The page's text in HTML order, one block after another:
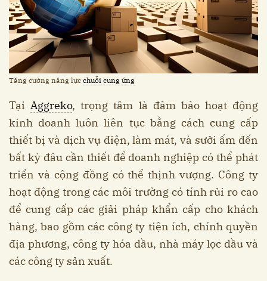
Tăng cường năng lực chuỗi cung ứng
TạiAggreko, trọng tâm là đảm bảo hoạt động
kinh doanh luôn liên tục bằng cách cung cấp
thiết bị và dịch vụ điện, làm mát, và sưởi ấm đến
bất kỳ đâu cần thiết để doanh nghiệp có thể phát
triển và cộng đồng có thể thịnh vượng. Công ty
hoạt động trong các môi trường có tính rủi ro cao
để cung cấp các giải pháp khẩn cấp cho khách
hàng, bao gồm các công ty tiện ích, chính quyền
địa phương, công ty hóa dầu, nhà máy lọc dầu và
các công ty sản xuất.